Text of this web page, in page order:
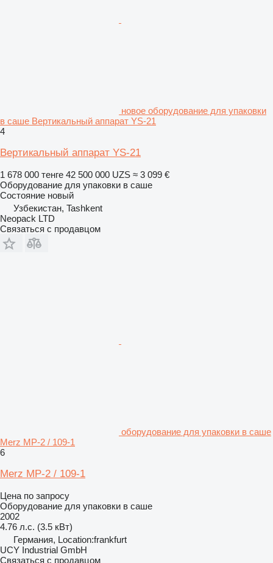
новое оборудование для упаковки
в саше Вертикальный аппарат YS-21
4
Вертикальный аппарат YS-21
1 678 000 тенге 42 500 000 UZS ≈ 3 099 €
Оборудование для упаковки в саше
Состояние новый
Узбекистан, Tashkent
Neopack LTD
Связаться с продавцом
оборудование для упаковки в саше
Merz MP-2 / 109-1
6
Merz MP-2 / 109-1
Цена по запросу
Оборудование для упаковки в саше
2002
4.76 л.с. (3.5 кВт)
Германия, Location:frankfurt
UCY Industrial GmbH
Связаться с продавцом